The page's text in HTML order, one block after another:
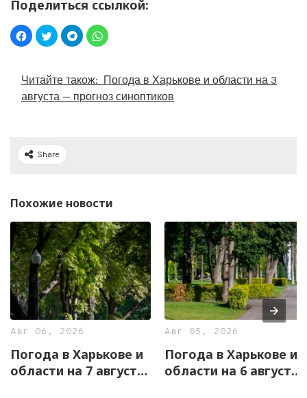
Поделиться ссылкой:
Читайте також: Погода в Харькове и области на 3
августа — прогноз синоптиков
Share
Похожие новости
Авг 06, 2026
Погода в Харькове и
области на 7 августа
Авг 05, 2026
Погода в Харькове и
области на 6 августа